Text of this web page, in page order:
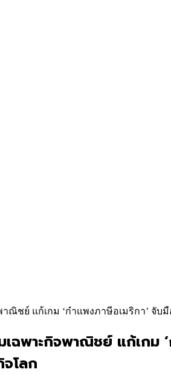
ณิชย์ แก้เกม ‘กำแพงภาษีอเมริกา’ จั
พาะกิจพาณิชย์ แก้เกม
โลก